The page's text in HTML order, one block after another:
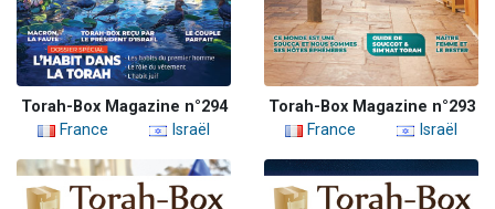
Torah-Box Magazine n°294
France
Israël
Torah-Box Magazine n°293
France
Israël